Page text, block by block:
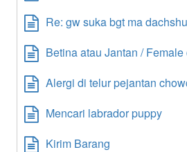
Re: gw suka bgt ma
Betina atau Jantan / Female
Alergi di telur pejantan
Mencari labrador puppy
Kirim Barang